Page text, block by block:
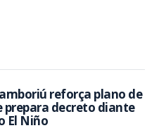
reforça plano de
prepara decreto diante
El Niño